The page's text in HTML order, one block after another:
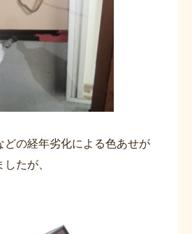
どの経年劣化による色あせが
たが、